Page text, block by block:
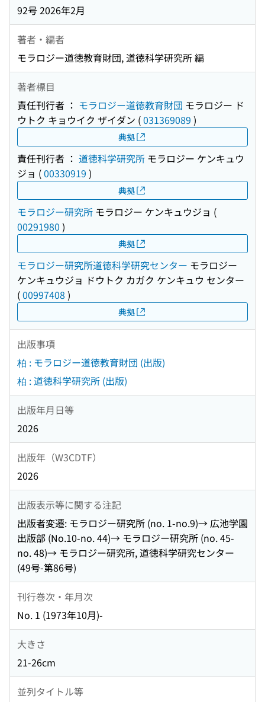
92号 2026年2月
著者・編者
モラロジー道徳教育財団, 道徳科学研究所 編
著者標目
責任刊行者 ： モラロジー道徳教育財団 モラロジー ド
ウトク キョウイク ザイダン (031369089 )
典拠
責任刊行者 ： 道徳科学研究所 モラロジー ケンキュウ
ジョ (00330919 )
典拠
モラロジー研究所 モラロジー ケンキュウジョ (
00291980 )
典拠
モラロジー研究所道徳科学研究センター モラロジー
ケンキュウジョ ドウトク カガク ケンキュウ センター
(00997408 )
典拠
出版事項
柏 : モラロジー道徳教育財団 (出版)
柏 : 道徳科学研究所 (出版)
出版年月日等
2026
出版年（W3CDTF）
2026
出版表示等に関する注記
出版者変遷: モラロジー研究所 (no. 1-no.9)→ 広池学園
出版部 (No.10-no. 44)→ モラロジー研究所 (no. 45-
no. 48)→ モラロジー研究所, 道徳科学研究センター
(49号-第86号)
刊行巻次・年月次
No. 1 (1973年10月)-
大きさ
21-26cm
並列タイトル等